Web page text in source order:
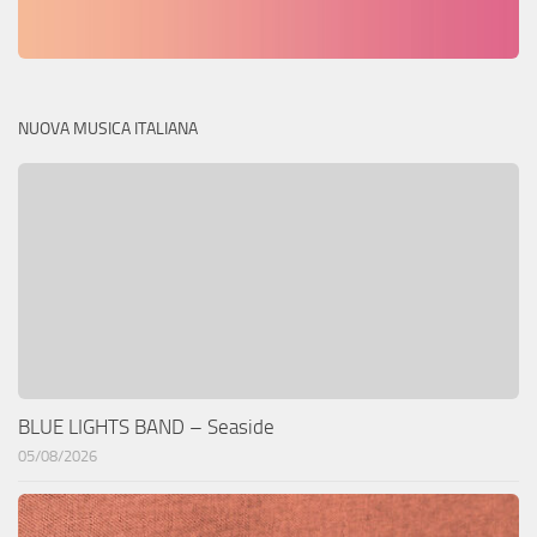
NUOVA MUSICA ITALIANA
BLUE LIGHTS BAND – Seaside
05/08/2026